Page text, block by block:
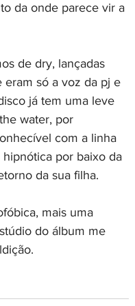
da onde parece vir a
de dry, lançadas
eram só a voz da pj e
já tem uma leve
water, por
com a linha
por baixo da
da sua filha.
mais uma
do álbum me